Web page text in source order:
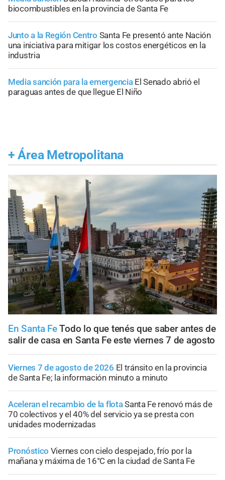
biocombustibles en la provincia de Santa Fe
Junto a la Región Centro Santa Fe presentó ante Nación
una iniciativa para mitigar los costos energéticos en la
industria
Media sanción para la emergencia El Senado abrió el
paraguas antes de que llegue El Niño
+ Área Metropolitana
En Santa FeTodo lo que tenés que saber antes de
salir de casa en Santa Fe este viernes 7 de agosto
Viernes 7 de agosto de 2026 El tránsito en la provincia
de Santa Fe; la información minuto a minuto
Aceleran el recambio de la flotaSanta Fe renovó más de
70 colectivos y el 40% del servicio ya se presta con
unidades modernizadas
Pronóstico Viernes con cielo despejado, frío por la
mañana y máxima de 16°C en la ciudad de Santa Fe